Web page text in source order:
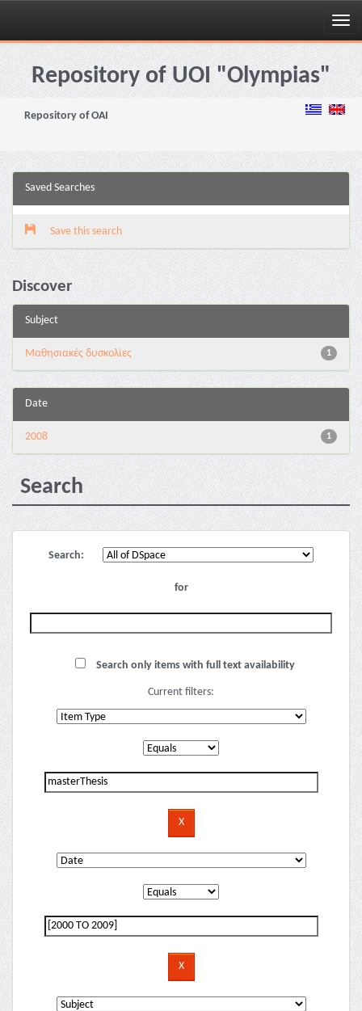
Skip
navigationRepository of UOI "Olympias"
Repository of OAI
Saved Searches
Save this search
Discover
Subject
1
Μαθησιακές δυσκολίες
Date
1
2008
Search
Search:
for
Search only items with full text availability
Current filters: